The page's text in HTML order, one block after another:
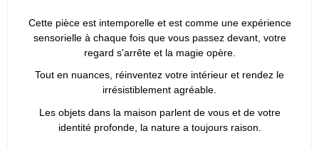
Cette pièce est intemporelle et est comme une expérience
sensorielle à chaque fois que vous passez devant, votre
regard s'arrête et la magie opère.
Tout en nuances, réinventez votre intérieur et rendez le
irrésistiblement agréable.
Les objets dans la maison parlent de vous et de votre
identité profonde, la nature a toujours raison.